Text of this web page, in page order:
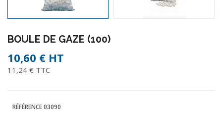
BOULE DE GAZE (100)
10,60 € HT
11,24 € TTC
RÉFÉRENCE03090